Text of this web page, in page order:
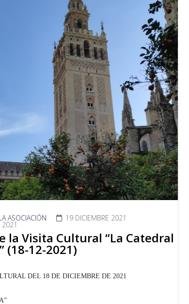
ASOCIACIÓN 19 DICIEMBRE 2021
2021
la Visita Cultural “La Catedral
(18-12-2021)
DEL 18 DE DICIEMBRE DE 2021